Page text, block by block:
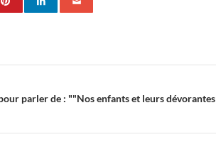
parler de : ""Nos enfants et leurs dévorantes